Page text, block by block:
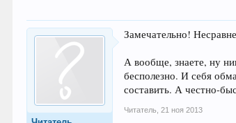
Замечательно!
А вообще, знаете, ну
бесполезно. И себя
составить. А честно-
Читатель 21 ноя 2013